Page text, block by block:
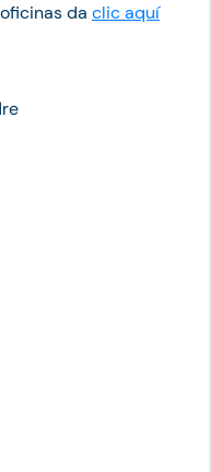
da clic aquí